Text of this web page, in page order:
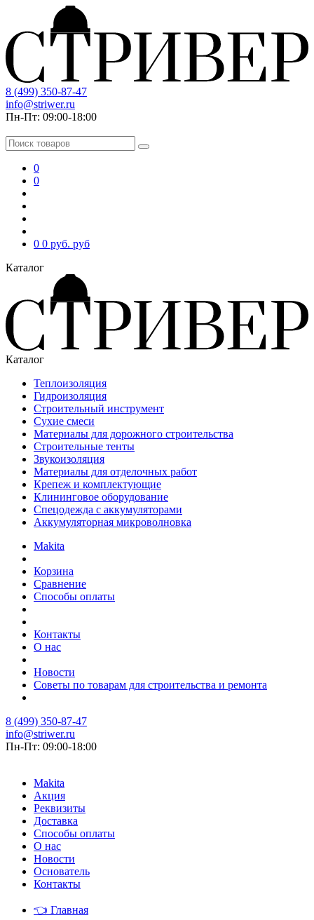
8 (499) 350-87-47
info@striwer.ru
Пн-Пт: 09:00-18:00
0
0
0 0 руб. руб
Каталог
Каталог
Теплоизоляция
Гидроизоляция
Строительный инструмент
Сухие смеси
Материалы для дорожного строительства
Строительные тенты
Звукоизоляция
Материалы для отделочных работ
Крепеж и комплектующие
Клининговое оборудование
Спецодежда с аккумуляторами
Аккумуляторная микроволновка
Makita
Корзина
Сравнение
Способы оплаты
Контакты
О нас
Новости
Советы по товарам для строительства и ремонта
8 (499) 350-87-47
info@striwer.ru
Пн-Пт: 09:00-18:00
Makita
Акция
Реквизиты
Доставка
Способы оплаты
О нас
Новости
Основатель
Контакты
👈 Главная